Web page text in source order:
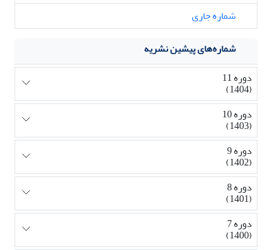
شماره جاری
شماره‌های پیشین نشریه
دوره 11
(1404)
دوره 10
(1403)
دوره 9
(1402)
دوره 8
(1401)
دوره 7
(1400)